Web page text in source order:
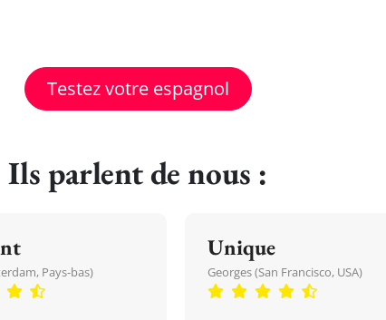
Testez votre espagnol
Ils parlent de nous :
Pays-bas)
Unique
Georges (San Francisco, USA)